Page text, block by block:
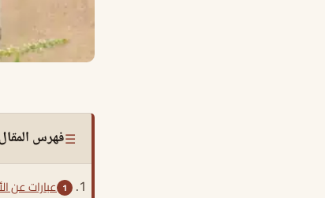
☰فهرس المقال
عبارات عن